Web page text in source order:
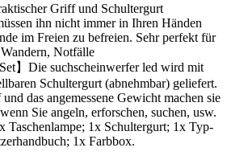
Griff und Schultergurt
ihn nicht immer in Ihren Händen
im Freien zu befreien. Sehr perfekt für
Notfälle
Set】Die suchscheinwerfer led wird mit
Schultergurt (abnehmbar) geliefert.
das angemessene Gewicht machen sie
Sie angeln, erforschen, suchen, usw.
Taschenlampe; 1x Schultergurt; 1x Typ-
1x Farbbox.